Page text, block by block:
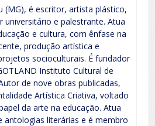
(MG), é escritor, artista plástico,
universitário e palestrante. Atua
e cultura, com ênfase na
produção artística e
socioculturais. É fundador
Instituto Cultural de
de nove obras publicadas,
Artística Criativa, voltado
da arte na educação. Atua
antologias literárias e é membro